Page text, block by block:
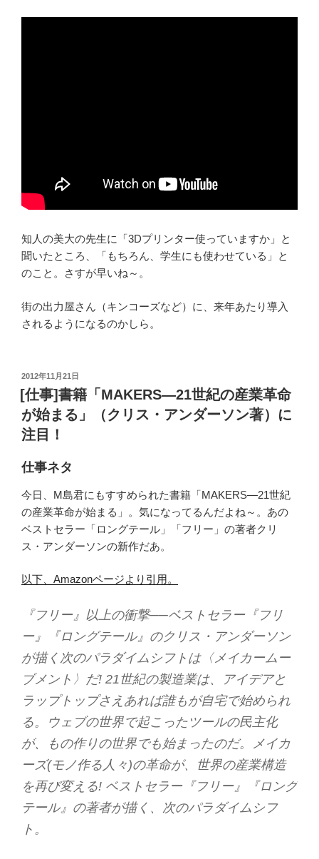
知人の美大の先生に「3Dプリンター使っていますか」と
聞いたところ、「もちろん、学生にも使わせている」と
のこと。さすが早いね～。
街の出力屋さん（キンコーズなど）に、来年あたり導入
されるようになるのかしら。
投
稿
日:
2012年11月21日
[仕事]書籍「MAKERS―21世紀の産業革命
が始まる」（クリス・アンダーソン著）に
注目！
仕事ネタ
今日、M島君にもすすめられた書籍「MAKERS―21世紀
の産業革命が始まる」。気になってるんだよね～。あの
ベストセラー「ロングテール」「フリー」の著者クリ
ス・アンダーソンの新作だあ。
以下、Amazonページより引用。
『フリー』以上の衝撃──ベストセラー『フリ
ー』『ロングテール』のクリス・アンダーソン
が描く次のパラダイムシフトは〈メイカームー
ブメント〉だ! 21世紀の製造業は、アイデアと
ラップトップさえあれば誰もが自宅で始められ
る。ウェブの世界で起こったツールの民主化
が、もの作りの世界でも始まったのだ。メイカ
ーズ(モノ作る人々)の革命が、世界の産業構造
を再び変える! ベストセラー『フリー』『ロング
テール』の著者が描く、次のパラダイムシフ
ト。